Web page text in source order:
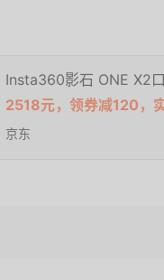
Insta360影石 ONE X2
2518元，领券减120，
京东